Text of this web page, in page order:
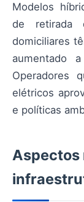
Modelos
de retirada
domiciliares
aumentado
Operadores
elétricos
e políticas
Aspectos